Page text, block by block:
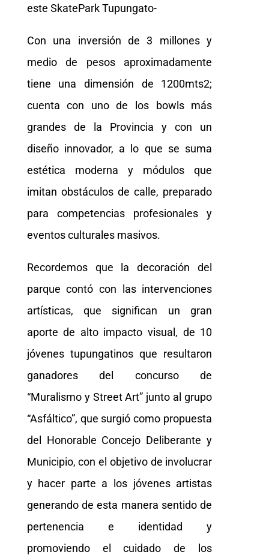
este SkatePark Tupungato-
Con una inversión de 3 millones y
medio de pesos aproximadamente
tiene una dimensión de 1200mts2;
cuenta con uno de los bowls más
grandes de la Provincia y con un
diseño innovador, a lo que se suma
estética moderna y módulos que
imitan obstáculos de calle, preparado
para competencias profesionales y
eventos culturales masivos.
Recordemos que la decoración del
parque contó con las intervenciones
artísticas, que significan un gran
aporte de alto impacto visual, de 10
jóvenes tupungatinos que resultaron
ganadores del concurso de
“Muralismo y Street Art” junto al grupo
“Asfáltico”, que surgió como propuesta
del Honorable Concejo Deliberante y
Municipio, con el objetivo de involucrar
y hacer parte a los jóvenes artistas
generando de esta manera sentido de
pertenencia e identidad y
promoviendo el cuidado de los